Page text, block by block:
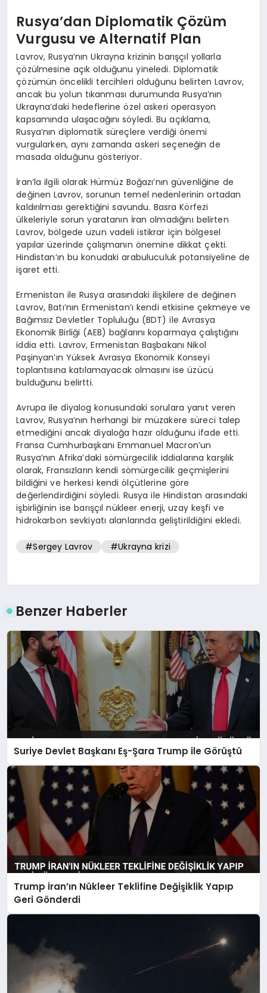
Rusya’dan Diplomatik Çözüm
Vurgusu ve Alternatif Plan
Lavrov, Rusya’nın Ukrayna krizinin barışçıl yollarla
çözülmesine açık olduğunu yineledi. Diplomatik
çözümün öncelikli tercihleri olduğunu belirten Lavrov,
ancak bu yolun tıkanması durumunda Rusya’nın
Ukrayna’daki hedeflerine özel askeri operasyon
kapsamında ulaşacağını söyledi. Bu açıklama,
Rusya’nın diplomatik süreçlere verdiği önemi
vurgularken, aynı zamanda askeri seçeneğin de
masada olduğunu gösteriyor.
İran’la ilgili olarak Hürmüz Boğazı’nın güvenliğine de
değinen Lavrov, sorunun temel nedenlerinin ortadan
kaldırılması gerektiğini savundu. Basra Körfezi
ülkeleriyle sorun yaratanın İran olmadığını belirten
Lavrov, bölgede uzun vadeli istikrar için bölgesel
yapılar üzerinde çalışmanın önemine dikkat çekti.
Hindistan’ın bu konudaki arabuluculuk potansiyeline de
işaret etti.
Ermenistan ile Rusya arasındaki ilişkilere de değinen
Lavrov, Batı’nın Ermenistan’ı kendi etkisine çekmeye ve
Bağımsız Devletler Topluluğu (BDT) ile Avrasya
Ekonomik Birliği (AEB) bağlarını koparmaya çalıştığını
iddia etti. Lavrov, Ermenistan Başbakanı Nikol
Paşinyan’ın Yüksek Avrasya Ekonomik Konseyi
toplantısına katılamayacak olmasını ise üzücü
bulduğunu belirtti.
Avrupa ile diyalog konusundaki sorulara yanıt veren
Lavrov, Rusya’nın herhangi bir müzakere süreci talep
etmediğini ancak diyaloğa hazır olduğunu ifade etti.
Fransa Cumhurbaşkanı Emmanuel Macron’un
Rusya’nın Afrika’daki sömürgecilik iddialarına karşılık
olarak, Fransızların kendi sömürgecilik geçmişlerini
bildiğini ve herkesi kendi ölçütlerine göre
değerlendirdiğini söyledi. Rusya ile Hindistan arasındaki
işbirliğinin ise barışçıl nükleer enerji, uzay keşfi ve
hidrokarbon sevkiyatı alanlarında geliştirildiğini ekledi.
#Sergey Lavrov #Ukrayna krizi
Benzer Haberler
Suriye Devlet Başkanı Eş-Şara Trump ile Görüştü
Trump İran’ın Nükleer Teklifine Değişiklik Yapıp
Geri Gönderdi